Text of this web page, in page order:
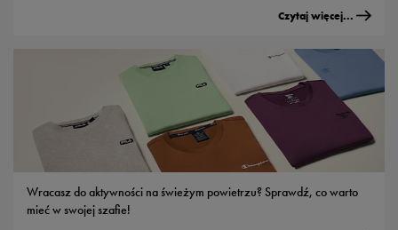
Czytaj więcej...
Wracasz do aktywności na świeżym powietrzu? Sprawdź, co warto
mieć w swojej szafie!